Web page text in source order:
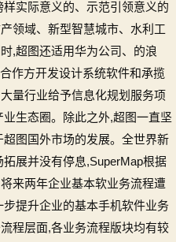
实际意义的、示范引领意义的
领域、新型智慧城市、水利工
,超图还适用华为公司、的浪
作方开发设计系统软件和承揽
量行业给予信息化规划服务项
生态圈。除此之外,超图一直坚
图国外市场的发展。全世界新
展并没有停息,SuperMap根据
来两年企业基本软业务流程遭
提升企业的基本手机软件业务
程层面,各业务流程版块均有较